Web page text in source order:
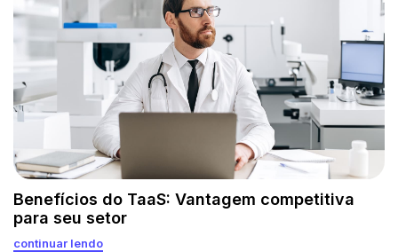
Benefícios do TaaS: Vantagem competitiva
para seu setor
continuar lendo